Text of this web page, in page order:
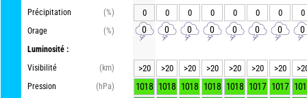
Précipitation
(%)
Orage
(%)
Luminosité :
Visibilité
(km)
Pression
(hPa)
0 0 0 0 0 0 0 0
0 0 0 0 0 0 0 0
>20 >20 >20 >20 >20 >20 >20
1018 1018 1018 1018 1018 1017 1017